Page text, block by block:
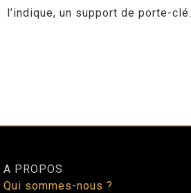
l’indique, un support de porte-clé.
A PROPOS
Qui sommes-nous ?